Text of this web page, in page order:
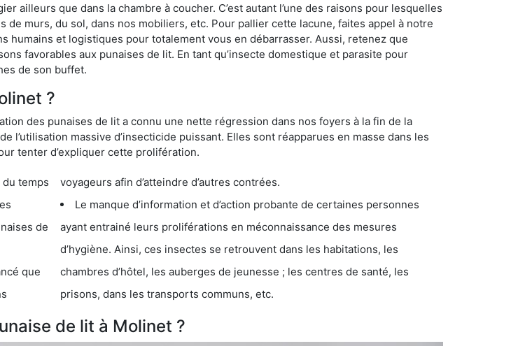
ailleurs que dans la chambre à coucher. C’est autant l’une des raisons pour lesquelles
murs, du sol, dans nos mobiliers, etc. Pour pallier cette lacune, faites appel à notre
et logistiques pour totalement vous en débarrasser. Aussi, retenez que
favorables aux punaises de lit. En tant qu’insecte domestique et parasite pour
de son buffet.
?
des punaises de lit a connu une nette régression dans nos foyers à la fin de la
l’utilisation massive d’insecticide puissant. Elles sont réapparues en masse dans les
tenter d’expliquer cette prolifération.
voyageurs afin d’atteindre d’autres contrées.
Le manque d’information et d’action probante de certaines personnes
ayant entrainé leurs proliférations en méconnaissance des mesures
d’hygiène. Ainsi, ces insectes se retrouvent dans les habitations, les
chambres d’hôtel, les auberges de jeunesse ; les centres de santé, les
prisons, dans les transports communs, etc.
de lit à Molinet ?